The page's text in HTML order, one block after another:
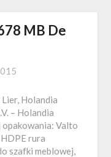
MB De
Holandia
– Holandia
Valto
rura
szafki meblowej,